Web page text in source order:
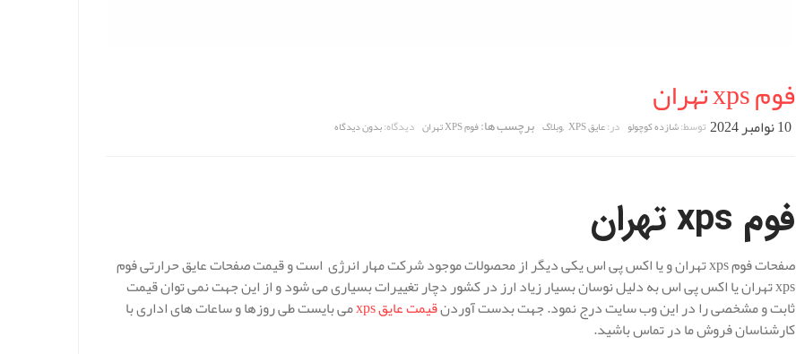
فوم xps تهران
10 نوامبر 2024 توسط:شازده کوچولو در:عایق XPS ,وبلاگ برچسب ها:فوم XPS تهران دیدگاه:بدون دیدگاه
فوم xps تهران
صفحات فوم xps تهران و یا اکس پی اس یکی دیگر از محصولات موجود شرکت مهار انرژی است و قیمت صفحات عایق حرارتی فوم
xps تهران یا اکس پی اس به دلیل نوسان بسیار زیاد ارز در کشور دچار تغییرات بسیاری می شود و از این جهت نمی توان قیمت
ثابت و مشخصی را در این وب سایت درج نمود. جهت بدست آوردنقیمت عایق xps می بایست طی روزها و ساعات های اداری با
کارشناسان فروش ما در تماس باشید.